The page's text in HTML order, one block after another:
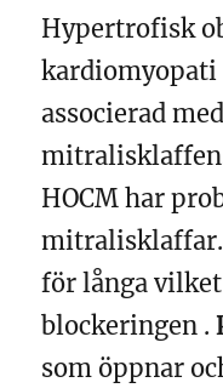
Hypertrofisk
kardiomyopati
associerad
HOCM har
mitralisklaffar.
för långa
blockeringen .
som öppnar